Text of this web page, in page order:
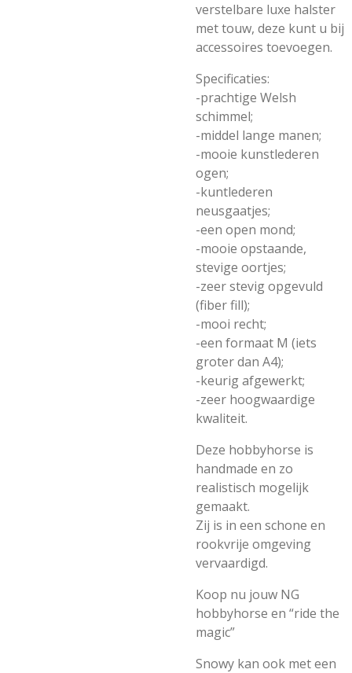
verstelbare luxe halster
met touw, deze kunt u bij
accessoires toevoegen.
Specificaties:
-prachtige Welsh
schimmel;
-middel lange manen;
-mooie kunstlederen
ogen;
-kuntlederen
neusgaatjes;
-een open mond;
-mooie opstaande,
stevige oortjes;
-zeer stevig opgevuld
(fiber fill);
-mooi recht;
-een formaat M (iets
groter dan A4);
-keurig afgewerkt;
-zeer hoogwaardige
kwaliteit.
Deze hobbyhorse is
handmade en zo
realistisch mogelijk
gemaakt.
Zij is in een schone en
rookvrije omgeving
vervaardigd.
Koop nu jouw NG
hobbyhorse en “ride the
magic”
Snowy kan ook met een